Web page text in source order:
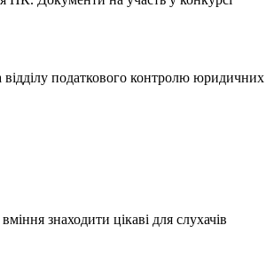
відділу податкового контролю юридичних
знаходити цікаві для слухачів